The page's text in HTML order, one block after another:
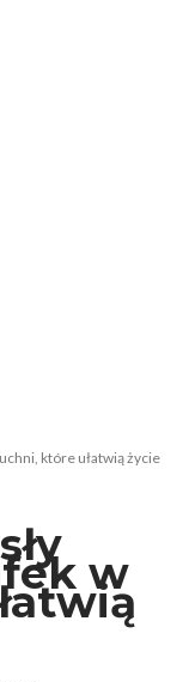
które ułatwią życie
w